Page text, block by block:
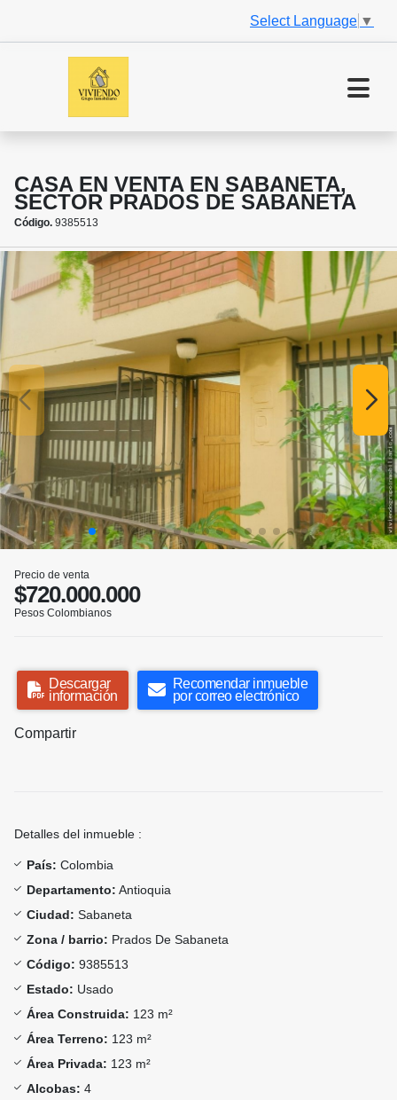
Select Language ▼
CASA EN VENTA EN SABANETA,
SECTOR PRADOS DE SABANETA
Código. 9385513
Precio de venta
$720.000.000
Pesos Colombianos
Descargar
información
Recomendar inmueble
por correo electrónico
Compartir
Detalles del inmueble :
País: Colombia
Departamento: Antioquia
Ciudad: Sabaneta
Zona / barrio: Prados De Sabaneta
Código: 9385513
Estado: Usado
Área Construida: 123 m²
Área Terreno: 123 m²
Área Privada: 123 m²
Alcobas: 4